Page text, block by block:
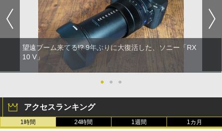
望遠ブーム来てる!? 9年ぶりに大復活した、ソニー「RX
10 V」
● ● ●
アクセスランキング
1時間 24時間 1週間 1カ月